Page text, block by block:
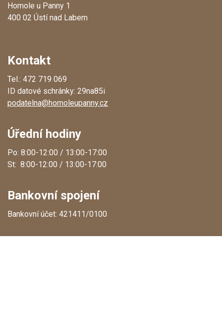
Homole u Panny 1
400 02 Ústí nad Labem
Kontakt
Tel.: 472 719 069
ID datové schránky: 29na85i
podatelna@homoleupanny.cz
Úřední hodiny
Po: 8:00-12:00 / 13:00-17:00
St: 8:00-12:00 / 13:00-17:00
Bankovní spojení
Bankovní účet: 421411/0100